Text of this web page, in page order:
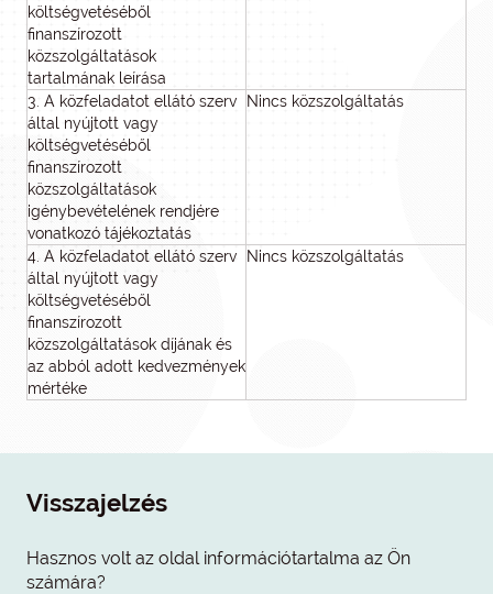
költségvetéséből
finanszírozott
közszolgáltatások
tartalmának leírása
3. A közfeladatot ellátó szerv
által nyújtott vagy
költségvetéséből
finanszírozott
közszolgáltatások
igénybevételének rendjére
vonatkozó tájékoztatás
Nincs közszolgáltatás
4. A közfeladatot ellátó szerv
által nyújtott vagy
költségvetéséből
finanszírozott
közszolgáltatások díjának és
az abból adott kedvezmények
mértéke
Nincs közszolgáltatás
Visszajelzés
Hasznos volt az oldal információtartalma az Ön
számára?